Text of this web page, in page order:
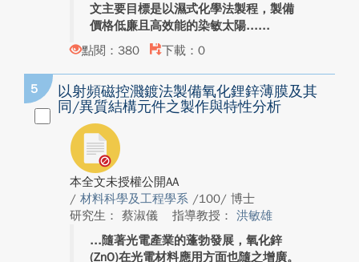
文主要目標是以濕式化學法製程，製備
價格低廉且高效能的染敏太陽...
點閱：380
下載：0
5
以射頻磁控濺鍍法製備氧化鋰鋅薄膜及其
同/異質結構元件之製作與特性分析
本全文未授權公開AA
/ 材料科學及工程學系 /100/ 博士
研究生： 蔡淑儀
指導教授： 洪敏雄
隨著光電產業的蓬勃發展，氧化鋅
(ZnO)在光電材料應用方面也隨之增廣。